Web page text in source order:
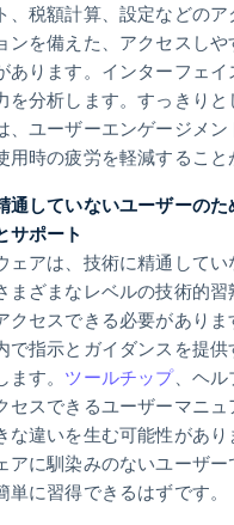
、税額計算、設定などの
ンを備えた、アクセスし
あります。インターフェ
を分析します。すっきり
、ユーザーエンゲージメン
用時の疲労を軽減すること
通していないユーザーの
サポート
ェアは、技術に精通して
まざまなレベルの技術的習
クセスできる必要がありま
で指示とガイダンスを提供
す。 ツールチップ、ヘル
セスできるユーザーマニ
な違いを生む可能性があり
アに馴染みのないユーザ
単に習得できるはずです。